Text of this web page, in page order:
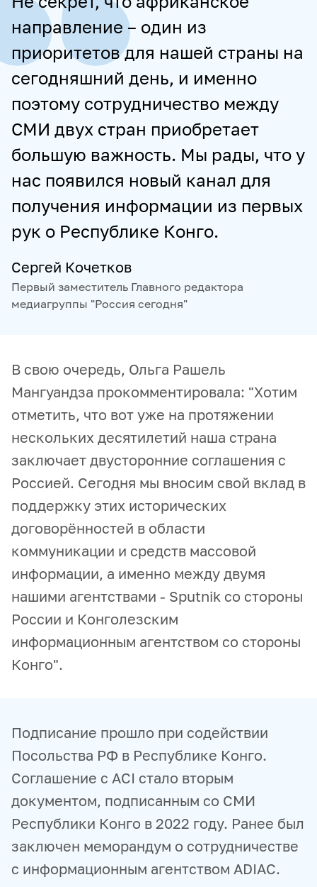
направление – один из
приоритетов для нашей страны на
сегодняшний день, и именно
поэтому сотрудничество между
СМИ двух стран приобретает
большую важность. Мы рады, что у
нас появился новый канал для
получения информации из первых
рук о Республике Конго.
Сергей Кочетков
Первый заместитель Главного редактора
медиагруппы "Россия сегодня"
В свою очередь, Ольга Рашель
Мангуандза прокомментировала: "Хотим
отметить, что вот уже на протяжении
нескольких десятилетий наша страна
заключает двусторонние соглашения с
Россией. Сегодня мы вносим свой вклад в
поддержку этих исторических
договорённостей в области
коммуникации и средств массовой
информации, а именно между двумя
нашими агентствами - Sputnik со стороны
России и Конголезским
информационным агентством со стороны
Конго".
Подписание прошло при содействии
Посольства РФ в Республике Конго.
Соглашение с ACI стало вторым
документом, подписанным со СМИ
Республики Конго в 2022 году. Ранее был
заключен меморандум о сотрудничестве
с информационным агентством ADIAC.